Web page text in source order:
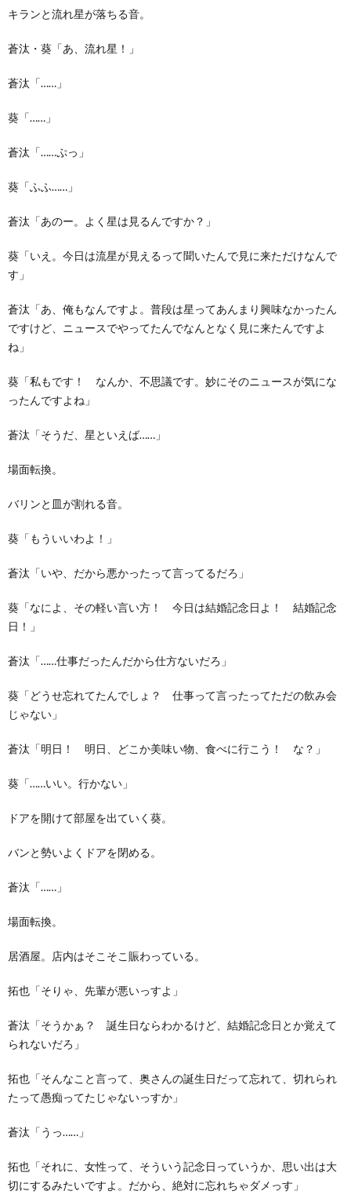
キランと流れ星が落ちる音。
蒼汰・葵「あ、流れ星！」
蒼汰「……」
葵「……」
蒼汰「……ぷっ」
葵「ふふ……」
蒼汰「あのー。よく星は見るんですか？」
葵「いえ。今日は流星が見えるって聞いたんで見に来ただけなんで
す」
蒼汰「あ、俺もなんですよ。普段は星ってあんまり興味なかったん
ですけど、ニュースでやってたんでなんとなく見に来たんですよ
ね」
葵「私もです！ なんか、不思議です。妙にそのニュースが気にな
ったんですよね」
蒼汰「そうだ、星といえば……」
場面転換。
バリンと皿が割れる音。
葵「もういいわよ！」
蒼汰「いや、だから悪かったって言ってるだろ」
葵「なによ、その軽い言い方！ 今日は結婚記念日よ！ 結婚記念
日！」
蒼汰「……仕事だったんだから仕方ないだろ」
葵「どうせ忘れてたんでしょ？ 仕事って言ったってただの飲み会
じゃない」
蒼汰「明日！ 明日、どこか美味い物、食べに行こう！ な？」
葵「……いい。行かない」
ドアを開けて部屋を出ていく葵。
バンと勢いよくドアを閉める。
蒼汰「……」
場面転換。
居酒屋。店内はそこそこ賑わっている。
拓也「そりゃ、先輩が悪いっすよ」
蒼汰「そうかぁ？ 誕生日ならわかるけど、結婚記念日とか覚えて
られないだろ」
拓也「そんなこと言って、奥さんの誕生日だって忘れて、切れられ
たって愚痴ってたじゃないっすか」
蒼汰「うっ……」
拓也「それに、女性って、そういう記念日っていうか、思い出は大
切にするみたいですよ。だから、絶対に忘れちゃダメっす」